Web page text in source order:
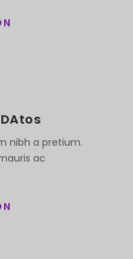
nibh a pretium.
ac